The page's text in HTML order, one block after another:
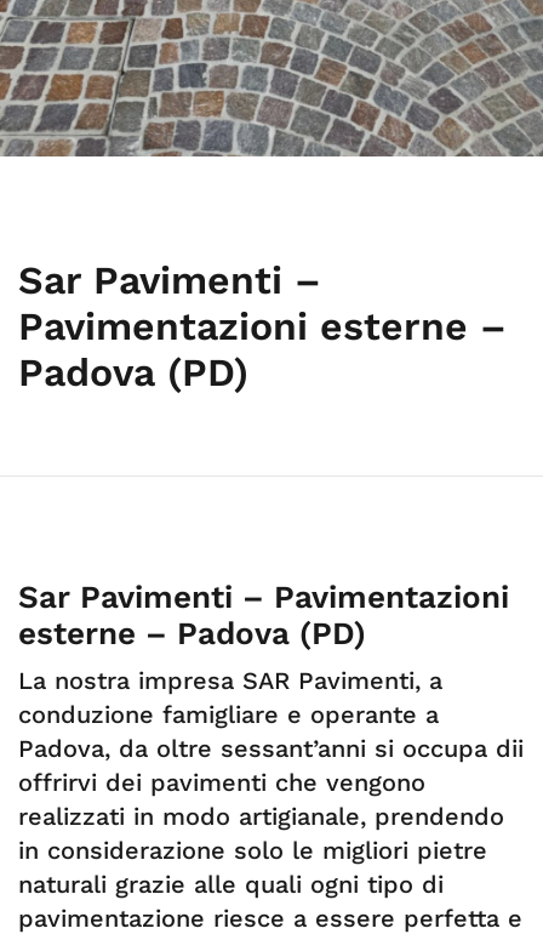
Sar Pavimenti –
Pavimentazioni esterne –
Padova (PD)
Sar Pavimenti – Pavimentazioni
esterne – Padova (PD)
La nostra impresa SAR Pavimenti, a
conduzione famigliare e operante a
Padova, da oltre sessant’anni si occupa dii
offrirvi dei pavimenti che vengono
realizzati in modo artigianale, prendendo
in considerazione solo le migliori pietre
naturali grazie alle quali ogni tipo di
pavimentazione riesce a essere perfetta e